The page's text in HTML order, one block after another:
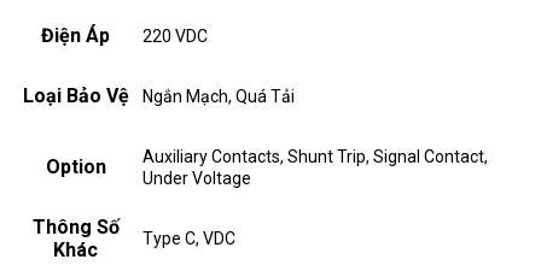
Điện Áp 220 VDC
Loại Bảo Vệ Ngắn Mạch, Quá Tải
Option
Auxiliary Contacts, Shunt Trip, Signal Contact,
Under Voltage
Thông Số
Khác
Type C, VDC